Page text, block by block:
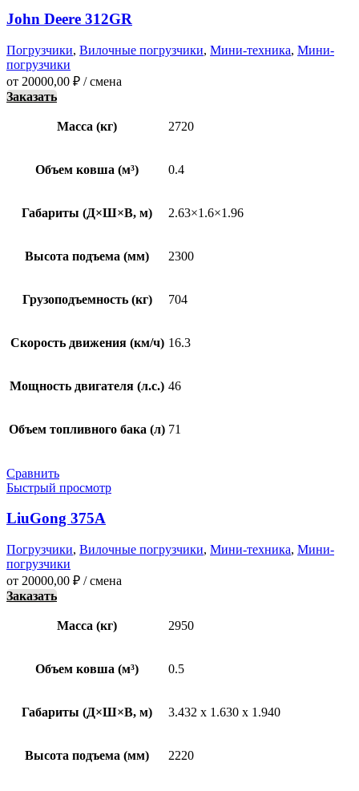
John Deere 312GR
Погрузчики, Вилочные погрузчики, Мини-техника, Мини-
погрузчики
от 20000,00 ₽ / смена
Заказать
Масса (кг) 2720
Объем ковша (м³) 0.4
Габариты (Д×Ш×В, м) 2.63×1.6×1.96
Высота подъема (мм) 2300
Грузоподъемность (кг) 704
Скорость движения (км/ч) 16.3
Мощность двигателя (л.с.) 46
Объем топливного бака (л) 71
Сравнить
Быстрый просмотр
LiuGong 375A
Погрузчики, Вилочные погрузчики, Мини-техника, Мини-
погрузчики
от 20000,00 ₽ / смена
Заказать
Масса (кг) 2950
Объем ковша (м³) 0.5
Габариты (Д×Ш×В, м) 3.432 x 1.630 x 1.940
Высота подъема (мм) 2220